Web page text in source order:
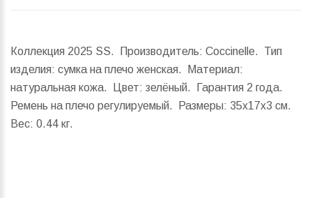
Коллекция 2025 SS. Производитель: Coccinelle. Тип
изделия: сумка на плечо женская. Материал:
натуральная кожа. Цвет: зелёный. Гарантия 2 года.
Ремень на плечо регулируемый.
Размеры: 35x17x3 см.
Вес: 0.44 кг.